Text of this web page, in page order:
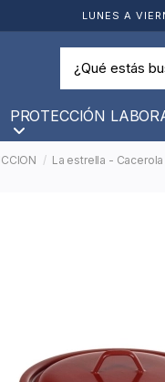
LUNES A
PROTECCIÓN
La estrella -